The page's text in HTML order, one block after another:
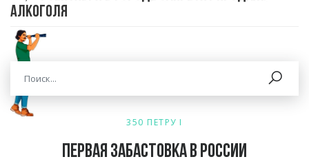
алкоголя
350 ПЕТРУ I
Первая забастовка в России